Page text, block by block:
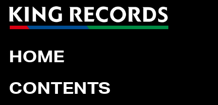
HOME
CONTENTS